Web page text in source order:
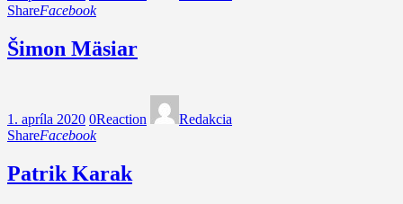
ShareFacebook
Šimon Mäsiar
1. apríla 2020 0Reaction
Redakcia
ShareFacebook
Patrik Karak